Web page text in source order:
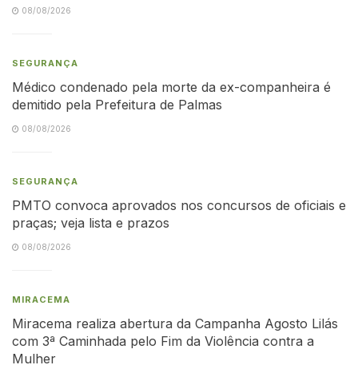
08/08/2026
SEGURANÇA
Médico condenado pela morte da ex-companheira é
demitido pela Prefeitura de Palmas
08/08/2026
SEGURANÇA
PMTO convoca aprovados nos concursos de oficiais e
praças; veja lista e prazos
08/08/2026
MIRACEMA
Miracema realiza abertura da Campanha Agosto Lilás
com 3ª Caminhada pelo Fim da Violência contra a
Mulher